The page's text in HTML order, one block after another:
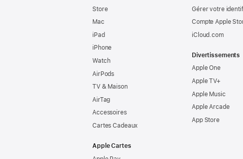
Store
Mac
iPad
iPhone
Watch
AirPods
TV & Maison
AirTag
Accessoires
Cartes Cadeaux
Apple Cartes
Gérer votre
Compte Apple
iCloud.com
Divertissements
Apple One
Apple TV+
Apple Music
Apple Arcade
App Store